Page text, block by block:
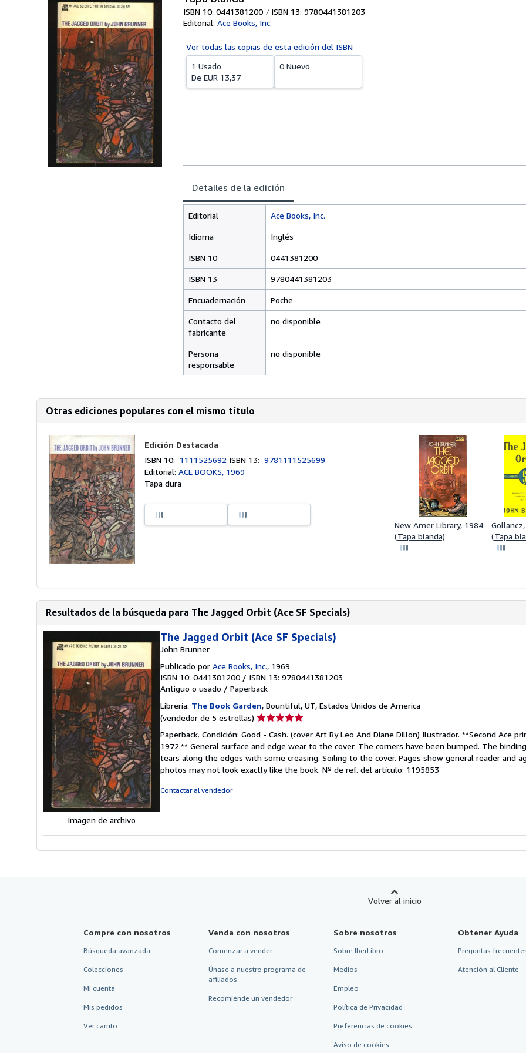
ISBN 10: 0441381200 ISBN 13: 9780441381203
Editorial: Ace Books, Inc.
Ver todas las copias de esta edición del ISBN
1 Usado
De EUR 13,37
0 Nuevo
Detalles de la edición
Editorial Ace Books, Inc.
Idioma Inglés
ISBN 10 0441381200
ISBN 13 9780441381203
Encuadernación Poche
Contacto del
fabricante
no disponible
Persona
responsable
no disponible
Otras ediciones populares con el mismo título
Edición Destacada
ISBN 10: 1111525692 ISBN 13:9781111525699
Editorial:ACE BOOKS, 1969
Tapa dura
New Amer Library, 1984
(Tapa blanda)
(Tapa
Resultados de la búsqueda para The Jagged Orbit (Ace SF Specials)
Imagen de archivo
The Jagged Orbit (Ace SF Specials)
John Brunner
Publicado por Ace Books, Inc., 1969
ISBN 10: 0441381200 / ISBN 13: 9780441381203
Antiguo o usado / Paperback
Librería: The Book Garden, Bountiful, UT, Estados Unidos de America
(vendedor de 5 estrellas) Calificación
vendedor:
5
de
5
Paperback. Condición: Good - Cash. (cover Art By Leo And Diane Dillon) Ilustrador. **Second Ace
1972.** General surface and edge wear to the cover. The corners have been bumped. The
tears along the edges with some creasing. Soiling to the cover. Pages show general reader and
photos may not look exactly like the book. Nº de ref. del artículo: 1195853
Contactar al vendedor
Volver al inicio
Compre con nosotros
Búsqueda avanzada
Colecciones
Mi cuenta
Mis pedidos
Ver carrito
Venda con nosotros
Comenzar a vender
Únase a nuestro programa de
afiliados
Recomiende un vendedor
Sobre nosotros
Sobre IberLibro
Medios
Empleo
Política de Privacidad
Preferencias de cookies
Aviso de cookies
Obtener Ayuda
Preguntas
Atención al Cliente